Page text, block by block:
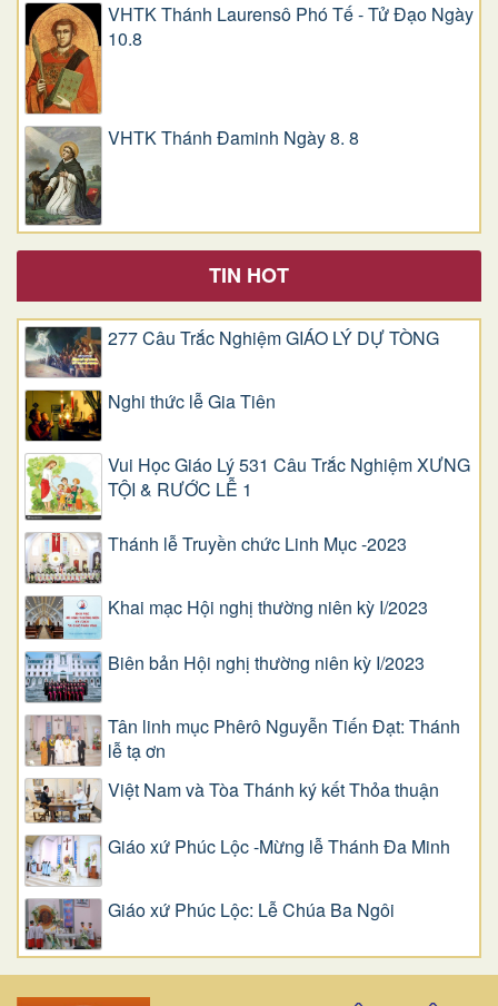
VHTK Thánh Laurensô Phó Tế - Tử Đạo Ngày
10.8
VHTK Thánh Đaminh Ngày 8. 8
TIN HOT
277 Câu Trắc Nghiệm GIÁO LÝ DỰ TÒNG
Nghi thức lễ Gia Tiên
Vui Học Giáo Lý 531 Câu Trắc Nghiệm XƯNG
TỘI & RƯỚC LỄ 1
Thánh lễ Truyền chức Linh Mục -2023
Khai mạc Hội nghị thường niên kỳ I/2023
Biên bản Hội nghị thường niên kỳ I/2023
Tân linh mục Phêrô Nguyễn Tiến Đạt: Thánh
lễ tạ ơn
Việt Nam và Tòa Thánh ký kết Thỏa thuận
Giáo xứ Phúc Lộc -Mừng lễ Thánh Đa Minh
Giáo xứ Phúc Lộc: Lễ Chúa Ba Ngôi